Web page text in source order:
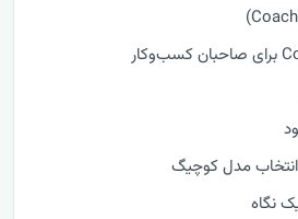
مدل کوچیگ
نگاه